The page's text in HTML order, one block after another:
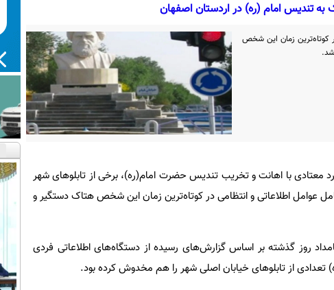
تندیس امام (ره) در اردستان اصفهان
کوتاه‌ترین زمان این شخص
شد.
معتادی با اهانت و تخریب تندیس حضرت امام(ره)، برخی از تابلوهای شهر
عوامل اطلاعاتی و انتظامی در کوتاه‌ترین زمان این شخص هتاک دستگیر و
روز گذشته بر اساس گزارش‌های رسیده از دستگاه‌های اطلاعاتی فردی
از تابلوهای خیابان اصلی شهر را هم مخدوش کرده بود.